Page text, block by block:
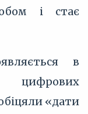
і стає
в
цифрових
«дати